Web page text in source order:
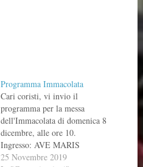
Programma Immacolata
Cari coristi, vi invio il
programma per la messa
dell'Immacolata di domenica 8
dicembre, alle ore 10.
Ingresso: AVE MARIS
STELLA Kirie e Gloria:
25 Novembre 2019